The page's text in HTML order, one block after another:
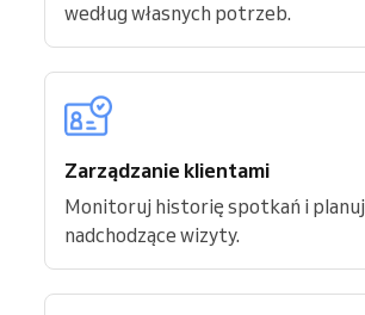
według własnych potrzeb.
Zarządzanie klientami
Monitoruj historię spotkań i planuj
nadchodzące wizyty.